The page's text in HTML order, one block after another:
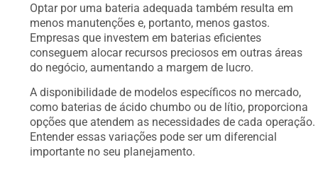
Optar por uma bateria adequada também resulta em
menos manutenções e, portanto, menos gastos.
Empresas que investem em baterias eficientes
conseguem alocar recursos preciosos em outras áreas
do negócio, aumentando a margem de lucro.
A disponibilidade de modelos específicos no mercado,
como baterias de ácido chumbo ou de lítio, proporciona
opções que atendem as necessidades de cada operação.
Entender essas variações pode ser um diferencial
importante no seu planejamento.